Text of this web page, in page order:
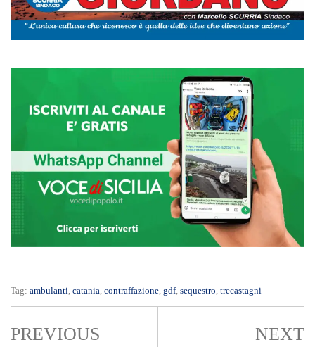
Tag: ambulanti catania contraffazione gdf, sequestro trecastagni
PREVIOUS NEXT